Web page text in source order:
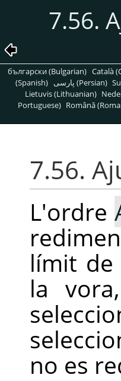
7.56.
български (Bulgarian) Català
(Spanish)
پارسی (Persian)
Lietuvis (Lithuanian)
Portuguese) Română
7.56.
L'ordre
límit de
la
no es